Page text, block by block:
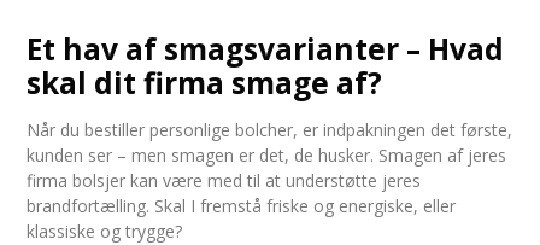
Et hav af smagsvarianter – Hvad
skal dit firma smage af?
Når du bestiller personlige bolcher, er indpakningen det første,
kunden ser – men smagen er det, de husker. Smagen af jeres
firma bolsjer kan være med til at understøtte jeres
brandfortælling. Skal I fremstå friske og energiske, eller
klassiske og trygge?